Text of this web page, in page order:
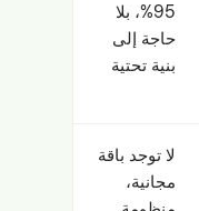
95%، بلا
حاجة إلى
بنية تحتية
لا توجد باقة
مجانية،